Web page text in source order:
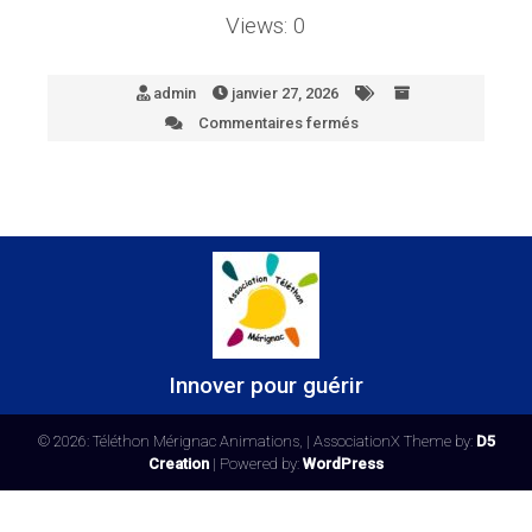
Views: 0
admin
janvier 27, 2026
Commentaires fermés
Innover pour guérir
© 2026: Téléthon Mérignac Animations, | AssociationX Theme by: D5
Creation | Powered by: WordPress